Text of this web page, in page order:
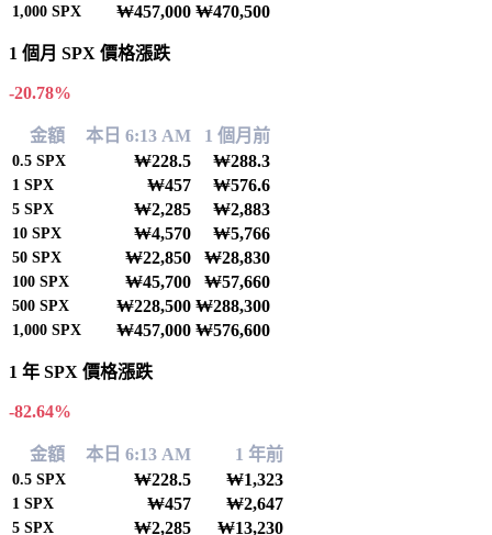
1,000 SPX ₩457,000 ₩470,500
1 個月 SPX 價格漲跌
-20.78%
金額 本日 6:13 AM 1 個月前
0.5 SPX ₩228.5 ₩288.3
1 SPX ₩457 ₩576.6
5 SPX ₩2,285 ₩2,883
10 SPX ₩4,570 ₩5,766
50 SPX ₩22,850 ₩28,830
100 SPX ₩45,700 ₩57,660
500 SPX ₩228,500 ₩288,300
1,000 SPX ₩457,000 ₩576,600
1 年 SPX 價格漲跌
-82.64%
金額 本日 6:13 AM 1 年前
0.5 SPX ₩228.5 ₩1,323
1 SPX ₩457 ₩2,647
5 SPX ₩2,285 ₩13,230